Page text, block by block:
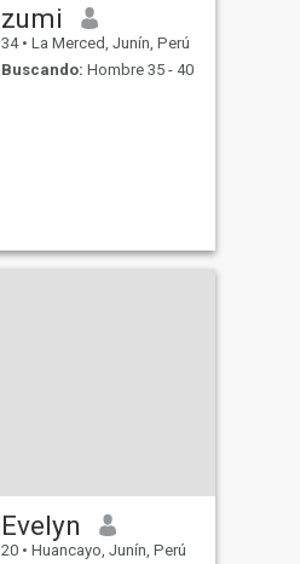
zumi
34 • La Merced, Junín, Perú
Buscando: Hombre 35 - 40
Evelyn
20 • Huancayo, Junín, Perú